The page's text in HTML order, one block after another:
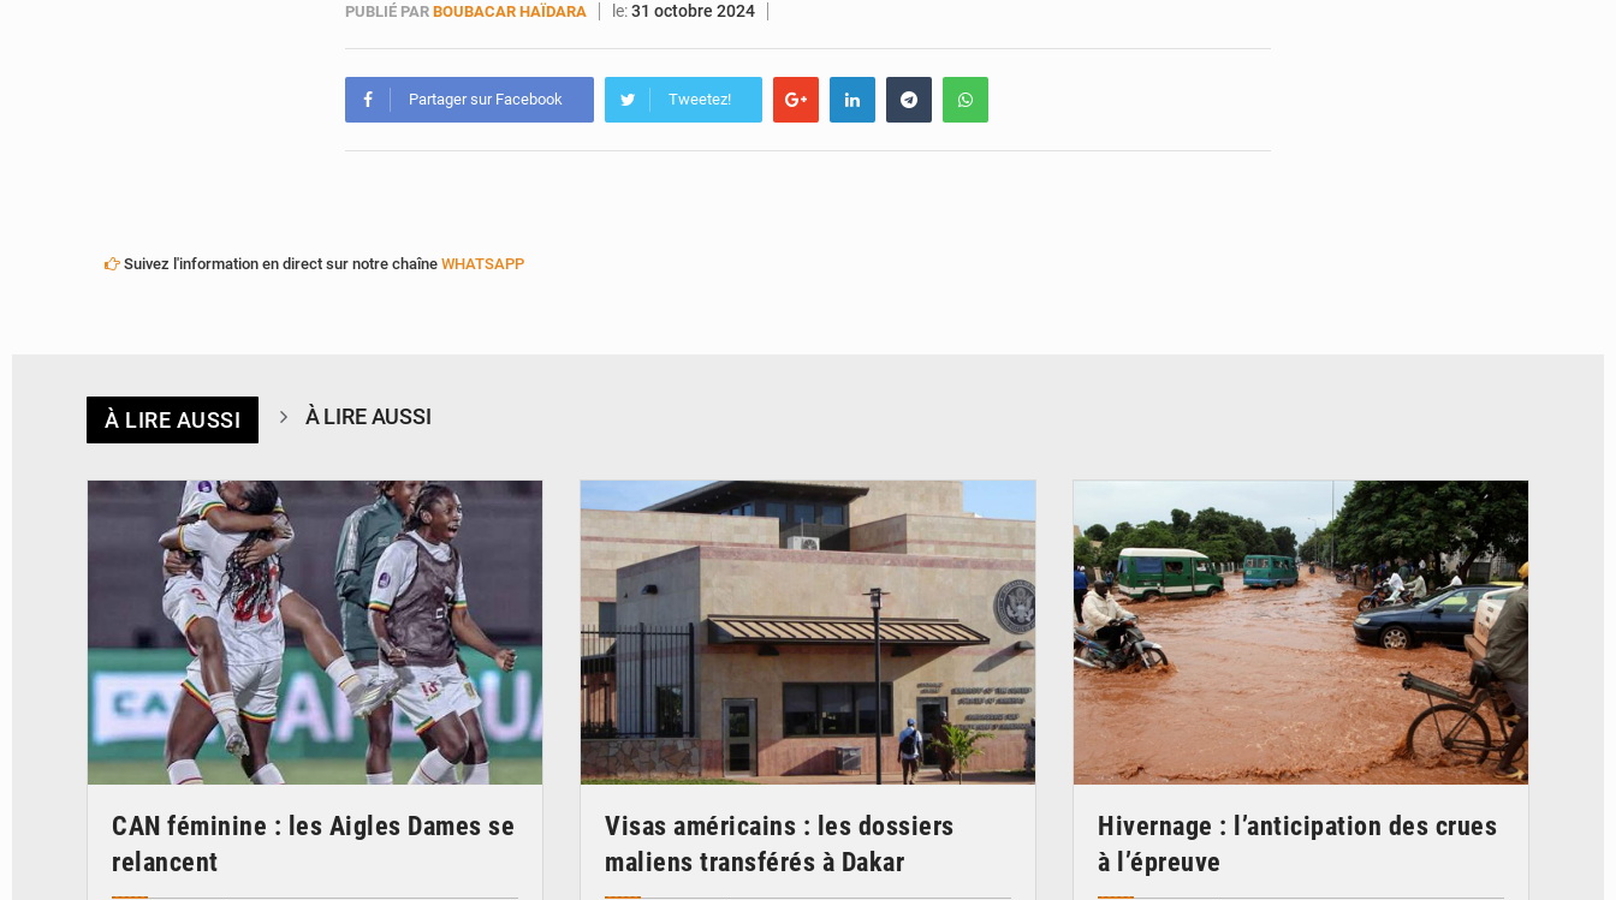
PUBLIÉ PAR BOUBACAR HAÏDARA le:31 octobre 2024
Partager sur Facebook Tweetez!
Suivez l'information en direct sur notre chaîne WHATSAPP
À LIRE AUSSI À LIRE AUSSI
© FEMAFOOT
CAN féminine : les Aigles Dames se
relancent
Visas américains : les dossiers
maliens transférés à Dakar
Hivernage : l’anticipation des crues
à l’épreuve